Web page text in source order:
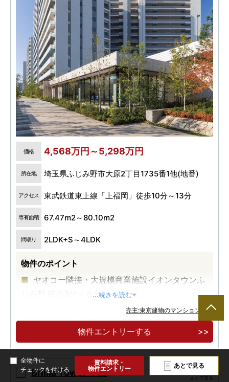
価格 4,568万円～5,298万円
所在地 埼玉県ふじみ野市大原2丁目1735番1他(地番)
アクセス 東武鉄道東上線「上福岡」徒歩10分～13分
専有面積 67.47m2～80.10m2
間取り 2LDK+S～4LDK
物件のポイント
ヤオコー隣接・大規模商業施設イオンタウンふ
じみ野 徒歩3分～６分
南向き中心の開放感あふれる住戸プラン
沿線最大級708邸
...続きを読む
売主:東京建物のマンション一覧
物件エントリーする
Brillia Tower 千葉 あとで見る
全物件に
チェックを付ける
資料請求・
物件エントリー
あとで見る